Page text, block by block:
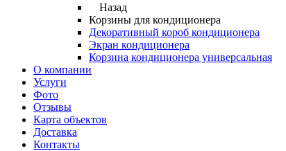
Назад
Корзины для кондиционера
Декоративный короб кондиционера
Экран кондиционера
Корзина кондиционера универсальная
О компании
Услуги
Фото
Отзывы
Карта объектов
Доставка
Контакты